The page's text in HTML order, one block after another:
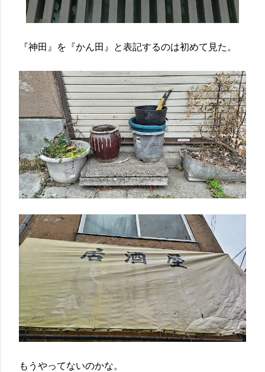
『神田』を『かん田』と表記するのは初めて見た。
もうやってないのかな。